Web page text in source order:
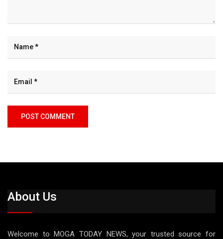
About Us
Welcome to MOGA TODAY NEWS, your trusted source for